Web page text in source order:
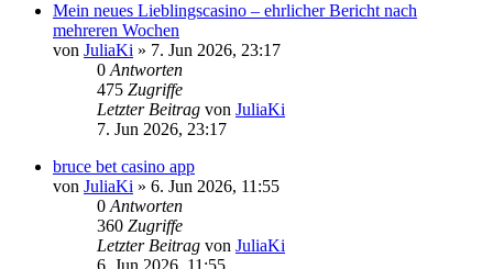
Mein neues Lieblingscasino – ehrlicher Bericht nach
mehreren Wochen
von JuliaKi » 7. Jun 2026, 23:17
0Antworten
475 Zugriffe
Letzter Beitrag von JuliaKi
7. Jun 2026, 23:17
bruce bet casino app
von JuliaKi » 6. Jun 2026, 11:55
0Antworten
360 Zugriffe
Letzter Beitrag von JuliaKi